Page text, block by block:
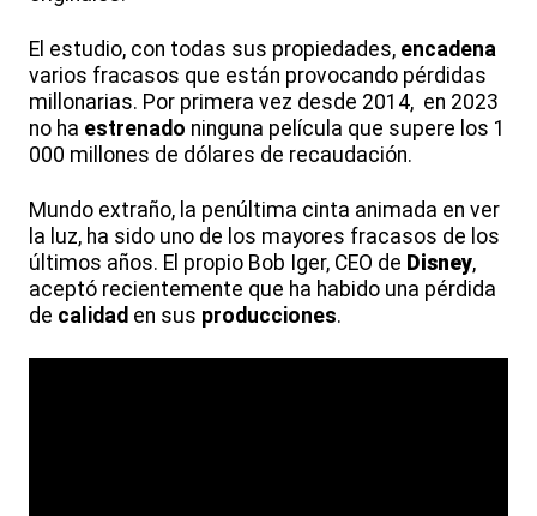
El estudio, con todas sus propiedades, encadena
varios fracasos que están provocando pérdidas
millonarias. Por primera vez desde 2014, en 2023
no ha estrenado ninguna película que supere los 1
000 millones de dólares de recaudación.
Mundo extraño, la penúltima cinta animada en ver
la luz, ha sido uno de los mayores fracasos de los
últimos años. El propio Bob Iger, CEO de Disney,
aceptó recientemente que ha habido una pérdida
de calidad en sus producciones.